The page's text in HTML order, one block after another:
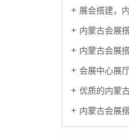
展会搭建，内蒙古会
内蒙古会展搭
内蒙古会展
会展中心展厅搭建如何
优质的内蒙古会展
内蒙古会展搭建公司​